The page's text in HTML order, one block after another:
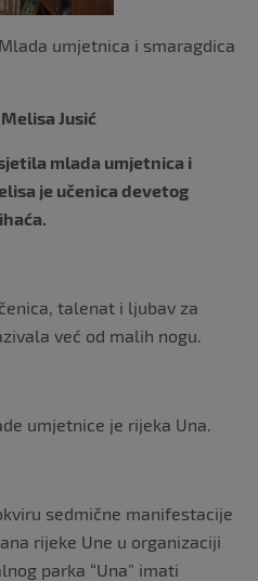
umjetnica i smaragdica
Jusić
mlada umjetnica i
je učenica devetog
talenat i ljubav za
već od malih nogu.
umjetnice je rijeka Una.
sedmične manifestacije
rijeke Une u organizaciji
parka “Una” imati